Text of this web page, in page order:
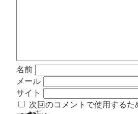
名前
メール
サイト
次回のコメントで使用するた